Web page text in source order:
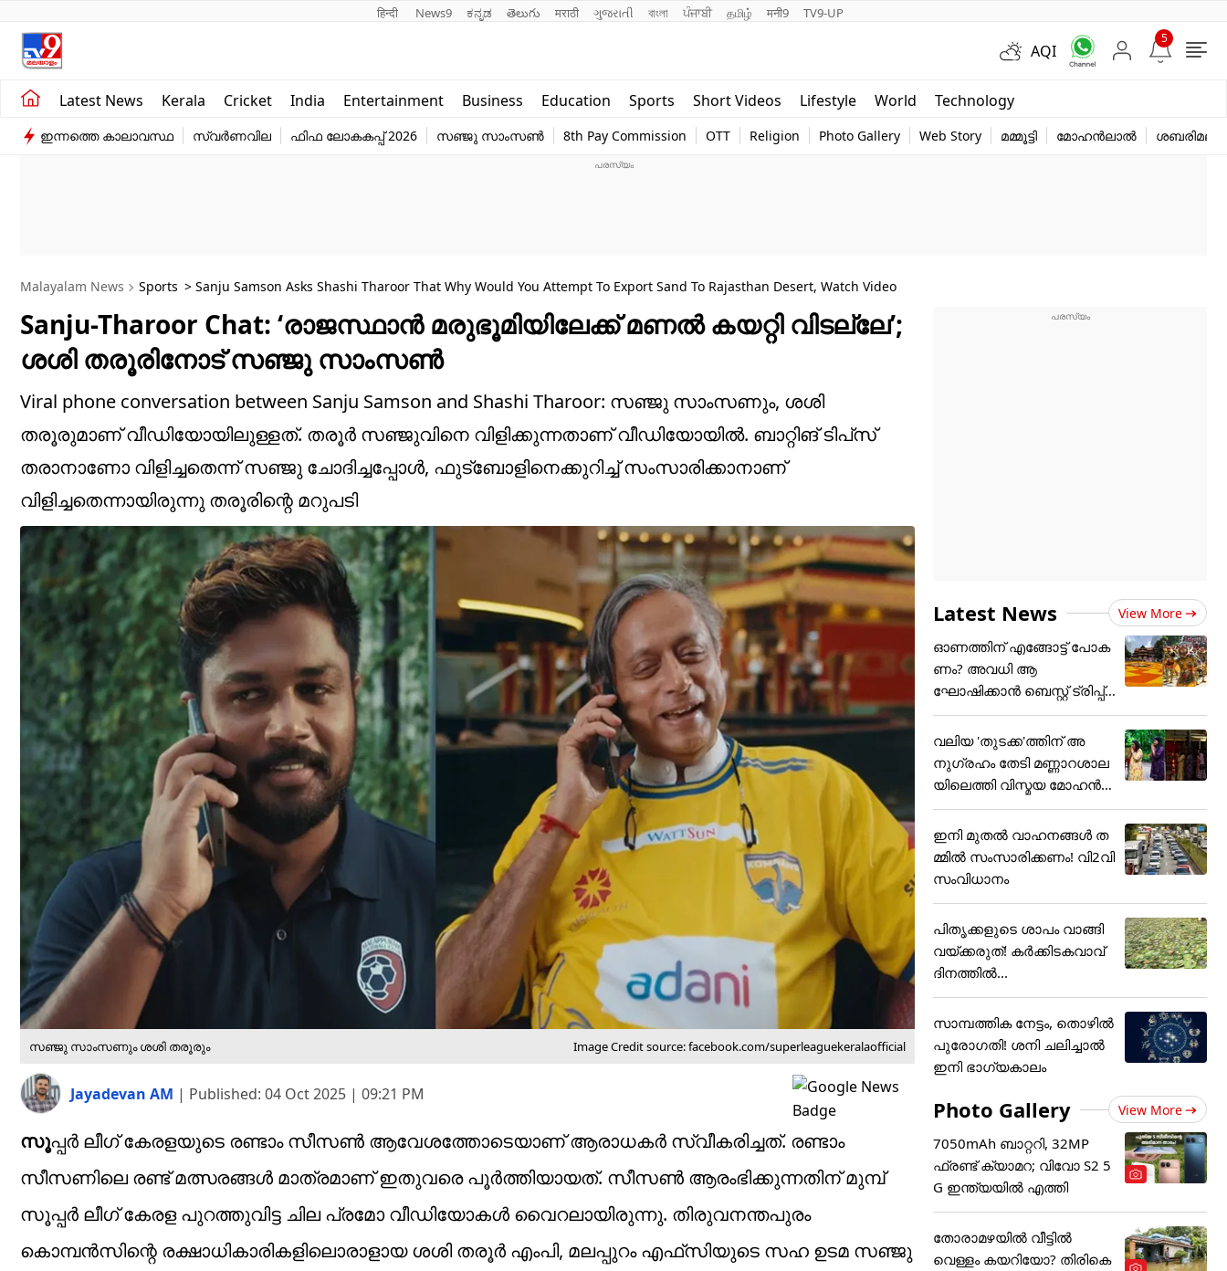
हिन्दी News9 ಕನ್ನಡ తెలుగు मराठी ગુજરાતી বাংলা ਪੰਜਾਬੀ தமிழ் मनी9 TV9-UP
AQI
5
Latest News Kerala Cricket India Entertainment Business Education Sports Short Videos Lifestyle World Technology
Kerala
India
Education
world
Web Story
ഇന്നത്തെ കാലാവസ്ഥ സ്വർണവില ഫിഫ ലോകകപ്പ് 2026 സഞ്ജു സാംസൺ 8th Pay Commission OTT Religion Photo Gallery Web Story മമ്മൂട്ടി മോഹൻലാൽ ശബരിമല
Malayalam News Sports > Sanju Samson Asks Shashi Tharoor That Why Would You Attempt To Export Sand To Rajasthan Desert, Watch Video
Sanju-Tharoor Chat: ‘രാജസ്ഥാന്‍ മരുഭൂമിയിലേക്ക് മണല്‍ കയറ്റി വിടല്ലേ’;
ശശി തരൂരിനോട് സഞ്ജു സാംസണ്‍
Viral phone conversation between Sanju Samson and Shashi Tharoor: സഞ്ജു സാംസണും, ശശി
തരൂരുമാണ് വീഡിയോയിലുള്ളത്. തരൂര്‍ സഞ്ജുവിനെ വിളിക്കുന്നതാണ് വീഡിയോയില്‍. ബാറ്റിങ് ടിപ്‌സ്
തരാനാണോ വിളിച്ചതെന്ന് സഞ്ജു ചോദിച്ചപ്പോള്‍, ഫുട്‌ബോളിനെക്കുറിച്ച് സംസാരിക്കാനാണ്
വിളിച്ചതെന്നായിരുന്നു തരൂരിന്റെ മറുപടി
സഞ്ജു സാംസണും ശശി തരൂരും Image Credit source: facebook.com/superleaguekeralaofficial
Jayadevan AM | Published: 04 Oct 2025 | 09:21 PM
സൂപ്പര്‍ ലീഗ് കേരളയുടെ രണ്ടാം സീസണ്‍ ആവേശത്തോടെയാണ് ആരാധകര്‍ സ്വീകരിച്ചത്. രണ്ടാം
സീസണിലെ രണ്ട് മത്സരങ്ങള്‍ മാത്രമാണ് ഇതുവരെ പൂര്‍ത്തിയായത്. സീസണ്‍ ആരംഭിക്കുന്നതിന് മുമ്പ്
സൂപ്പര്‍ ലീഗ് കേരള പുറത്തുവിട്ട ചില പ്രമോ വീഡിയോകള്‍ വൈറലായിരുന്നു. തിരുവനന്തപുരം
കൊമ്പന്‍സിന്റെ രക്ഷാധികാരികളിലൊരാളായ ശശി തരൂര്‍ എംപി, മലപ്പുറം എഫ്‌സിയുടെ സഹ ഉടമ സഞ്ജു
Latest News View More
ഓണത്തിന് എങ്ങോട്ട് പോക
ണം? അവധി ആ
ഘോഷിക്കാൻ ബെസ്റ്റ് ട്രിപ്പ്
പ്ലാൻ
വലിയ 'തുടക്ക'ത്തിന് അ
നുഗ്രഹം തേടി മണ്ണാറശാല
യിലെത്തി വിസ്മയ മോഹൻ
ലാ
ഇനി മുതൽ വാഹനങ്ങൾ ത
മ്മിൽ സംസാരിക്കണം! വി2വി
സംവിധാനം
പിതൃക്കളുടെ ശാപം വാങ്ങി
വയ്ക്കരുത്! കർക്കിടകവാവ്
ദിനത്തിൽ...
സാമ്പത്തിക നേട്ടം, തൊഴിൽ
പുരോഗതി! ശനി ചലിച്ചാൽ
ഇനി ഭാഗ്യകാലം
Photo Gallery View More
7050mAh ബാറ്ററി, 32MP
ഫ്രണ്ട് ക്യാമറ; വിവോ S2 5
G ഇന്ത്യയിൽ എത്തി
തോരാമഴയിൽ വീട്ടിൽ
വെള്ളം കയറിയോ? തിരികെ